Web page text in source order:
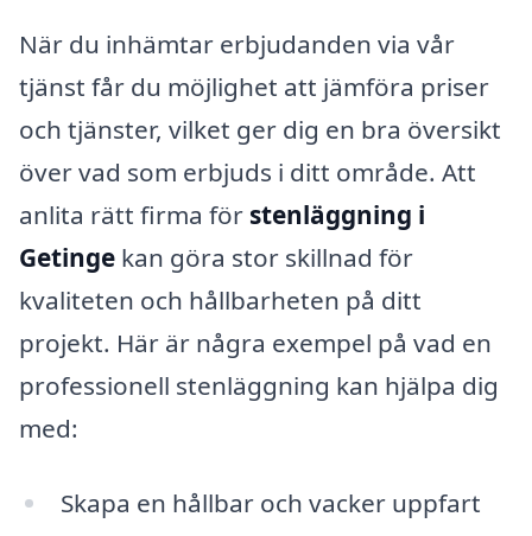
När du inhämtar erbjudanden via vår
tjänst får du möjlighet att jämföra priser
och tjänster, vilket ger dig en bra översikt
över vad som erbjuds i ditt område. Att
anlita rätt firma för stenläggning i
Getinge kan göra stor skillnad för
kvaliteten och hållbarheten på ditt
projekt. Här är några exempel på vad en
professionell stenläggning kan hjälpa dig
med:
Skapa en hållbar och vacker uppfart